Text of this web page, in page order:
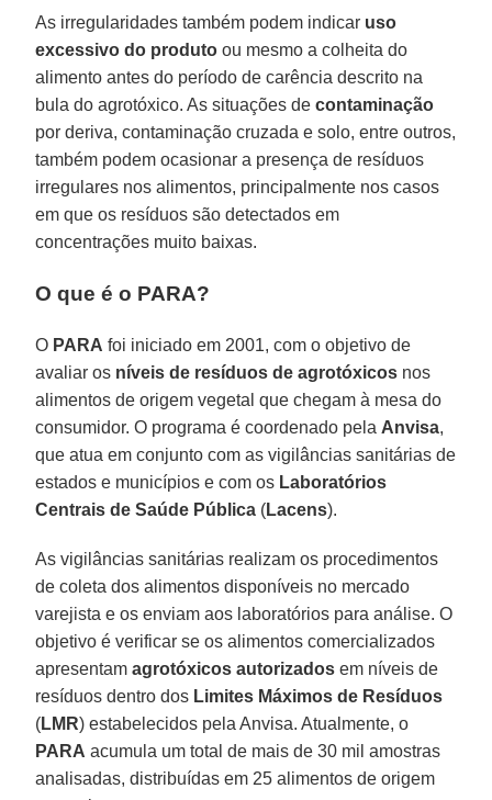
As irregularidades também podem indicar uso
excessivo do produto ou mesmo a colheita do
alimento antes do período de carência descrito na
bula do agrotóxico. As situações decontaminação
por deriva, contaminação cruzada e solo, entre outros,
também podem ocasionar a presença de resíduos
irregulares nos alimentos, principalmente nos casos
em que os resíduos são detectados em
concentrações muito baixas.
O que é o PARA?
O PARA foi iniciado em 2001, com o objetivo de
avaliar os níveis de resíduos de agrotóxicos nos
alimentos de origem vegetal que chegam à mesa do
consumidor. O programa é coordenado pela Anvisa,
que atua em conjunto com as vigilâncias sanitárias de
estados e municípios e com os Laboratórios
Centrais de Saúde Pública (Lacens).
As vigilâncias sanitárias realizam os procedimentos
de coleta dos alimentos disponíveis no mercado
varejista e os enviam aos laboratórios para análise. O
objetivo é verificar se os alimentos comercializados
apresentamagrotóxicos autorizados em níveis de
resíduos dentro dos Limites Máximos de Resíduos
(LMR) estabelecidos pela Anvisa. Atualmente, o
PARA acumula um total de mais de 30 mil amostras
analisadas, distribuídas em 25 alimentos de origem